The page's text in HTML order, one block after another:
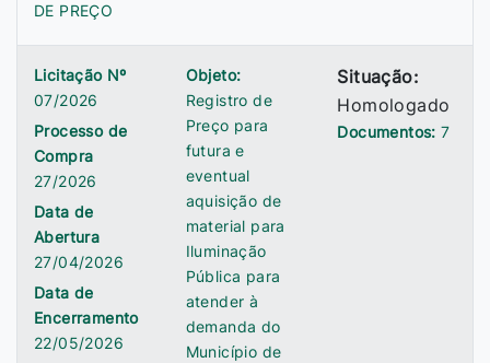
DE PREÇO
Licitação Nº
07/2026
Processo de
Compra
27/2026
Data de
Abertura
27/04/2026
Data de
Encerramento
22/05/2026
Objeto:
Registro de
Preço para
futura e
eventual
aquisição de
material para
Iluminação
Pública para
atender à
demanda do
Município de
Situação:
Homologado
Documentos:7